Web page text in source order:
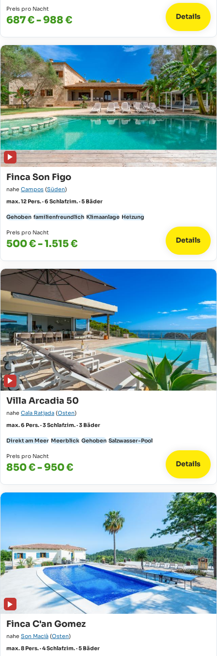
Preis pro Nacht
687 € - 988 € Details
Finca Son Figo
nahe Campos (Süden)
max. 12 Pers. · 6 Schlafzim. · 5 Bäder
Gehoben familienfreundlich Klimaanlage Heizung
Preis pro Nacht
500 € - 1.515 € Details
Villa Arcadia 50
nahe Cala Ratjada (Osten)
max. 6 Pers. · 3 Schlafzim. · 3 Bäder
Direkt am Meer Meerblick Gehoben Salzwasser-Pool
Preis pro Nacht
850 € - 950 € Details
Finca C'an Gomez
nahe Son Macià (Osten)
max. 8 Pers. · 4 Schlafzim. · 5 Bäder